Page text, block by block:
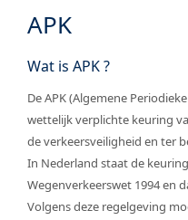
APK
Wat is APK ?
De APK (Algemene
wettelijk verplichte keuring
de verkeersveiligheid en ter
In Nederland staat de
Wegenverkeerswet 1994 en
Volgens deze regelgeving